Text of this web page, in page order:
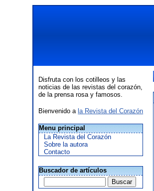
Disfruta con los cotilleos y las
noticias de las revistas del corazón,
de la prensa rosa y famosos.
Bienvenido a la Revista del Corazón
Menu principal
La Revista del Corazón
Sobre la autora
Contacto
Buscador de artículos